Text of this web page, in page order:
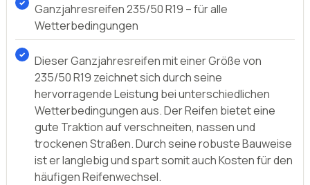
Ganzjahresreifen 235/50 R19 – für alle
Wetterbedingungen
Dieser Ganzjahresreifen mit einer Größe von
235/50 R19 zeichnet sich durch seine
hervorragende Leistung bei unterschiedlichen
Wetterbedingungen aus. Der Reifen bietet eine
gute Traktion auf verschneiten, nassen und
trockenen Straßen. Durch seine robuste Bauweise
ist er langlebig und spart somit auch Kosten für den
häufigen Reifenwechsel.